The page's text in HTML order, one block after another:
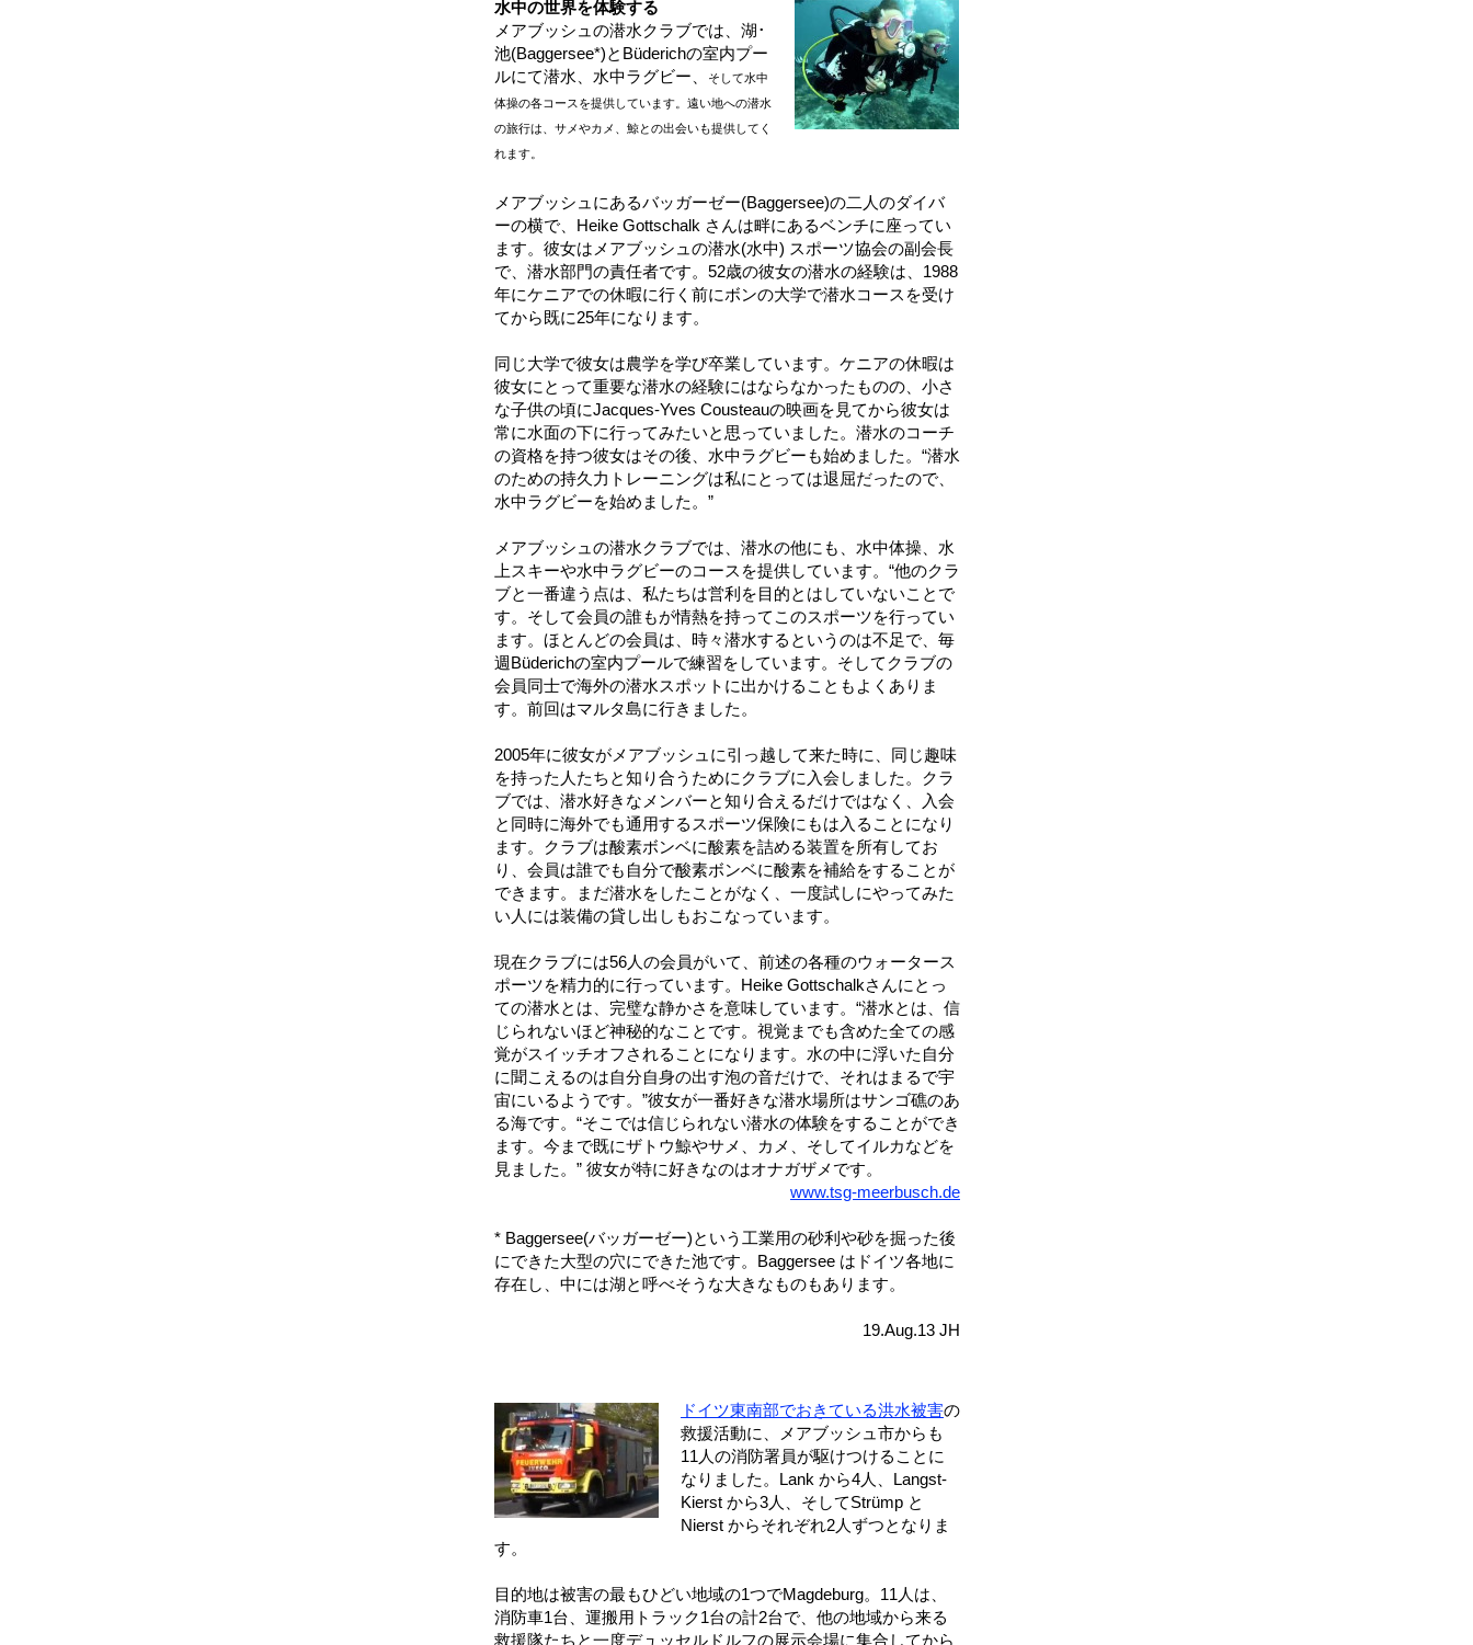
水中の世界を体験する
メアブッシュの潜水クラブでは、湖･
池(Baggersee*)と Büderichの室内プー
ルにて潜水、水中ラグビー、
そして水中
体操の各コースを提供しています。遠い地への潜水
の旅行は、サメやカメ、鯨との出会いも提供してく
れます。
メアブッシュにあるバッガーゼー(Baggersee)の二人のダイバ
ーの横で、 Heike Gottschalk さんは畔にあるベンチに座ってい
ます。彼女はメアブッシュの潜水(水中) スポーツ協会の副会長
で、潜水部門の責任者です。 52歳の彼女の潜水の経験は、 1988
年にケニアでの休暇に行く前にボンの大学で潜水コースを受け
てから既に25年になります。
同じ大学で彼女は農学を学び卒業しています。ケニアの休暇は
彼女にとって重要な潜水の経験にはならなかったものの、小さ
な子供の頃にJacques-Yves Cousteauの映画を見てから彼女は
常に水面の下に行ってみたいと思っていました。潜水のコーチ
の資格を持つ彼女はその後、水中ラグビーも始めました。“潜水
のための持久力トレーニングは私にとっては退屈だったので、
水中ラグビーを始めました。”
メアブッシュの潜水クラブでは、潜水の他にも、水中体操、水
上スキーや水中ラグビーのコースを提供しています。“他のクラ
ブと一番違う点は、私たちは営利を目的とはしていないことで
す。そして会員の誰もが情熱を持ってこのスポーツを行ってい
ます。ほとんどの会員は、時々潜水するというのは不足で、毎
週 Büderichの室内プールで練習をしています。そしてクラブの
会員同士で海外の潜水スポットに出かけることもよくありま
す。前回はマルタ島に行きました。
2005年に彼女がメアブッシュに引っ越して来た時に、同じ趣味
を持った人たちと知り合うためにクラブに入会しました。クラ
ブでは、潜水好きなメンバーと知り合えるだけではなく、入会
と同時に海外でも通用するスポーツ保険にもは入ることになり
ます。クラブは酸素ボンベに酸素を詰める装置を所有してお
り、会員は誰でも自分で酸素ボンベに酸素を補給をすることが
できます。まだ潜水をしたことがなく、一度試しにやってみた
い人には装備の貸し出しもおこなっています。
現在クラブには56人の会員がいて、前述の各種のウォータース
ポーツを精力的に行っています。 Heike Gottschalkさんにとっ
ての潜水とは、完璧な静かさを意味しています。“潜水とは、信
じられないほど神秘的なことです。視覚までも含めた全ての感
覚がスイッチオフされることになります。水の中に浮いた自分
に聞こえるのは自分自身の出す泡の音だけで、それはまるで宇
宙にいるようです。”彼女が一番好きな潜水場所はサンゴ礁のあ
る海です。“そこでは信じられない潜水の体験をすることができ
ます。今まで既にザトウ鯨やサメ、カメ、そしてイルカなどを
見ました。” 彼女が特に好きなのはオナガザメです。
www.tsg-meerbusch.de
* Baggersee(バッガーゼー)という工業用の砂利や砂を掘った後
にできた大型の穴にできた池です。Baggersee はドイツ各地に
存在し、中には湖と呼べそうな大きなものもあります。
19.Aug.13 JH
ドイツ東南部でおきている洪水被害の
救援活動に、メアブッシュ市からも
11人の消防署員が駆けつけることに
なりました。Lank から4人、Langst-
Kierst から3人、そしてStrümp と
Nierst からそれぞれ2人ずつとなりま
す。
目的地は被害の最もひどい地域の1つでMagdeburg。11人は、
消防車1台、運搬用トラック1台の計2台で、他の地域から来る
救援隊たちと一度デュッセルドルフの展示会場に集合してから